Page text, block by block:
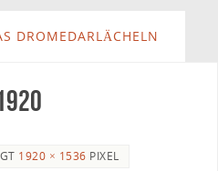
DROMEDARLÄCHELN
1920 × 1536 PIXEL